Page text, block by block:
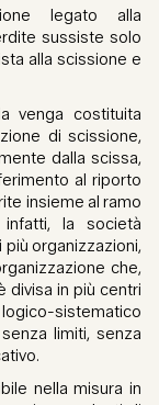
legato alla
sussiste solo
alla scissione e
venga costituita
di scissione,
dalla scissa,
al riporto
insieme al ramo
la società
organizzazioni,
che,
divisa in più centri
logico-sistematico
limiti, senza
nella misura in